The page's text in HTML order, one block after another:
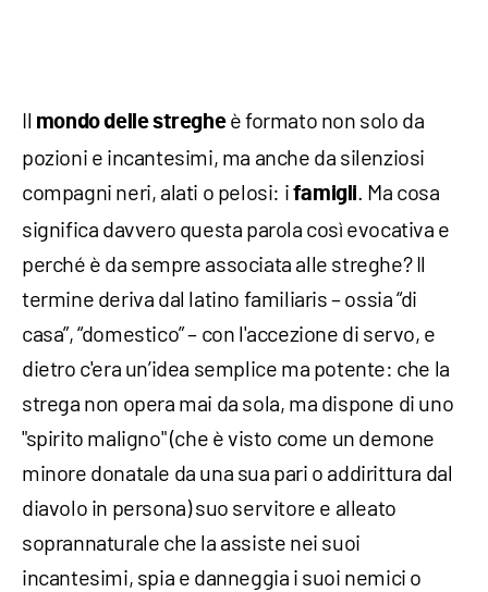
Il mondo delle stregheè formato non solo da
pozioni e incantesimi, ma anche da silenziosi
compagni neri, alati o pelosi: i famigli. Ma cosa
significa davvero questa parola così evocativa e
perché è da sempre associata alle streghe? Il
termine deriva dal latino familiaris – ossia “di
casa”, “domestico” – con l'accezione di servo, e
dietro c'era un’idea semplice ma potente: che la
strega non opera mai da sola, ma dispone di uno
"spirito maligno" (che è visto come un demone
minore donatale da una sua pari o addirittura dal
diavolo in persona) suo servitore e alleato
soprannaturale che la assiste nei suoi
incantesimi, spia e danneggia i suoi nemici o